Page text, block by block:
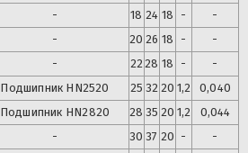
- 18 24 18 -
-
- 20 26 18 -
-
- 2228 18 -
-
Подшипник HN2520 25 32 20 1,2
0,040
Подшипник HN2820 28 35 20 1,2
0,044
- 30 37 20 -
-